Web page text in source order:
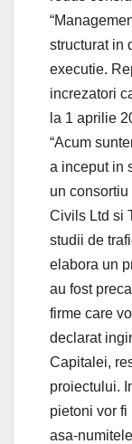
structurat in
executie.
increzatori
la 1 aprilie
“Acum
a inceput in
un
Civils Ltd si
studii de
elabora un
au fost
firme care
declarat
Capitalei,
proiectului.
pietoni vor fi
asa-